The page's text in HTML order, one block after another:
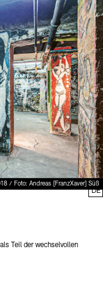
/ Foto: Andreas [FranzXaver] Süß
Teil der wechselvollen
DE